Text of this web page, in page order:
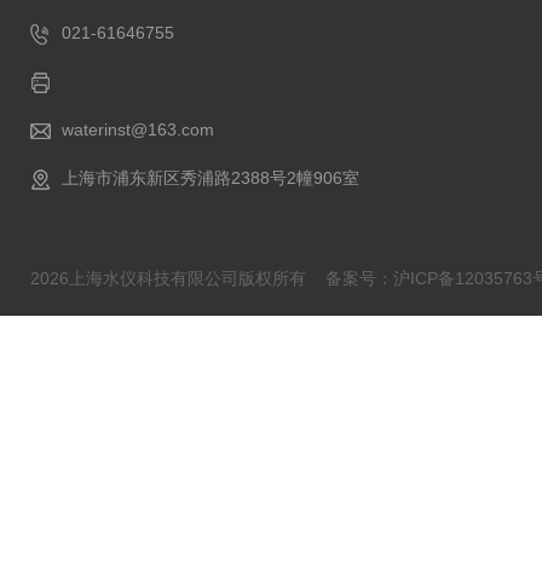
021-61646755
waterinst@163.com
上海市浦东新区秀浦路2388号2幢906室
2026上海水仪科技有限公司版权所有 备案号：沪ICP备12035763